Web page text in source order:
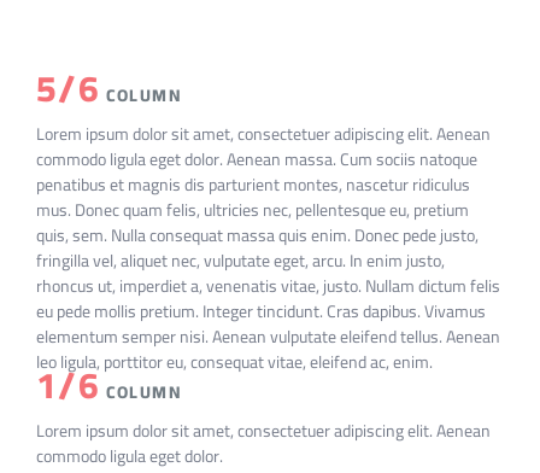
5/6 COLUMN
Lorem ipsum dolor sit amet, consectetuer adipiscing elit. Aenean
commodo ligula eget dolor. Aenean massa. Cum sociis natoque
penatibus et magnis dis parturient montes, nascetur ridiculus
mus. Donec quam felis, ultricies nec, pellentesque eu, pretium
quis, sem. Nulla consequat massa quis enim. Donec pede justo,
fringilla vel, aliquet nec, vulputate eget, arcu. In enim justo,
rhoncus ut, imperdiet a, venenatis vitae, justo. Nullam dictum felis
eu pede mollis pretium. Integer tincidunt. Cras dapibus. Vivamus
elementum semper nisi. Aenean vulputate eleifend tellus. Aenean
leo ligula, porttitor eu, consequat vitae, eleifend ac, enim.
1/6 COLUMN
Lorem ipsum dolor sit amet, consectetuer adipiscing elit. Aenean
commodo ligula eget dolor.